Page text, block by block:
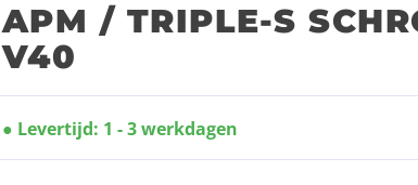
APM / TRIPLE-S
V40
Levertijd: 1 - 3 werkdagen